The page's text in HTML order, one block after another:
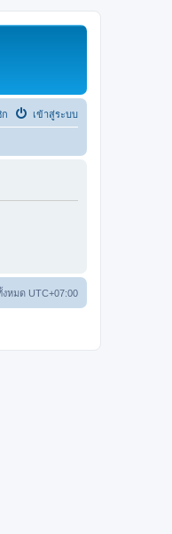
เข้าสู่ระบบ
งหมด UTC+07:00